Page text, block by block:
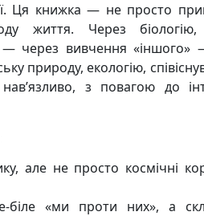
Ця книжка — не просто
життя. Через біологію,
— через вивчення «іншого»
природу, екологію,
з повагою до
але не просто космічні
«ми проти них», а